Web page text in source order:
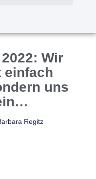
Wir
einfach
uns
Regitz